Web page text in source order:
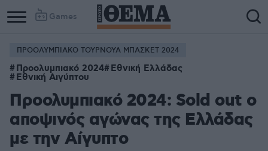
Games
ΠΡΟΟΛΥΜΠΙΑΚΟ ΤΟΥΡΝΟΥΑ ΜΠΑΣΚΕΤ 2024
Προολυμπιακό 2024 Εθνική Ελλάδας
Εθνική Αιγύπτου
Προολυμπιακό 2024: Sold out ο
αποψινός αγώνας της Ελλάδας
με την Αίγυπτο